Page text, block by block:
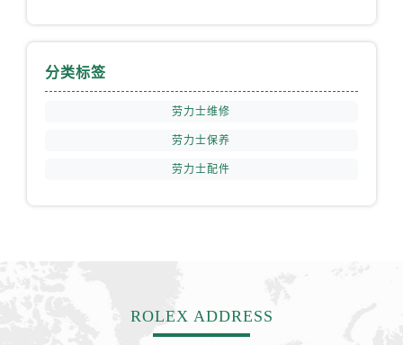
山西省阳泉市郊区平阳东街与新城大道交叉口售后服务中心（需提前预约）
分类标签
劳力士维修
劳力士保养
劳力士配件
ROLEX ADDRESS